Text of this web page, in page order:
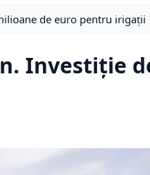
de euro pentru irigații
Investiție